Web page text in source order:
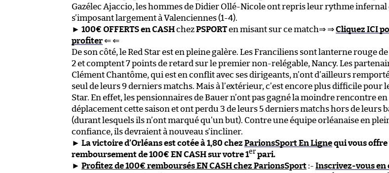
Gazélec Ajaccio, les hommes de Didier Ollé-Nicole ont repris leur rythme infernal
s’imposant largement à Valenciennes (1-4).
► 100€ OFFERTS en CASHchezPSPORTen misant sur ce match⇒ ⇒Cliquez ICI
profiter⇐ ⇐
De son côté, le Red Star est en pleine galère. Les Franciliens sont lanterne rouge
2 et comptent 7 points de retard sur le premier non-relégable, Nancy. Les
Clément Chantôme, qui est en conflit avec ses dirigeants, n’ont d’ailleurs
seul de leurs 9 derniers matchs. Mais à l’extérieur, c’est encore plus difficile pour
Star. En effet, les pensionnaires de Bauer n’ont pas gagné la moindre rencontre en
déplacement cette saison et ont perdu 3 de leurs 5 derniers matchs hors de leurs
(durant lesquels ils n’ont marqué qu’un but). Contre une équipe orléanaise en
confiance, ils devraient à nouveau s’incliner.
► La victoire d’Orléans est cotée à 1,80 chez ParionsSport En Lignequi vous offre
remboursement de 100€ EN CASH sur votre 1er pari.
► Profitez de 100€ remboursés EN CASH chez ParionsSport :- Inscrivez-vous en